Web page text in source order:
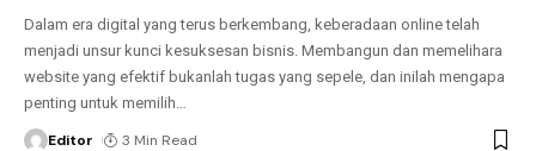
Dalam era digital yang terus berkembang, keberadaan online telah
menjadi unsur kunci kesuksesan bisnis. Membangun dan memelihara
website yang efektif bukanlah tugas yang sepele, dan inilah mengapa
penting untuk memilih
Editor 3 Min Read